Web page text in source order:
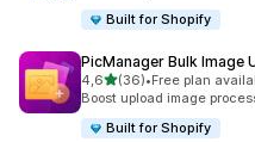
Built for Shopify
PicManager Bulk Image
4,6av 5 stjerner
(36)
Totalt 36 omtaler
•Free plan
Boost upload image
Built for Shopify